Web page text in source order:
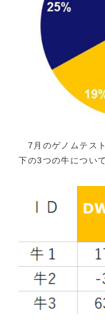
7月のゲノムテス
下の3つの牛につい